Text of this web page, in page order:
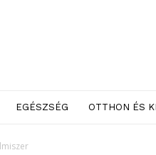
EGÉSZSÉG OTTHON ÉS